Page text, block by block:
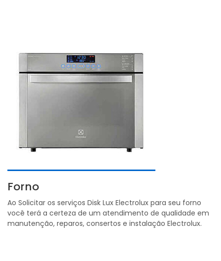
Forno
Ao Solicitar os serviços Disk Lux Electrolux para seu forno
você terá a certeza de um atendimento de qualidade em
manutenção, reparos, consertos e instalação Electrolux.